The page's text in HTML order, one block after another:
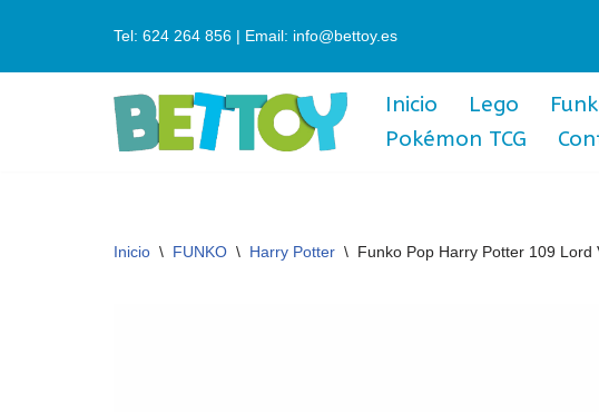
Tel: 624 264 856 | Email: info@bettoy.es
Inicio Lego
Pokémon TCG
Inicio \ FUNKO \ Harry Potter \ Funko Pop Harry Potter 109 Lord